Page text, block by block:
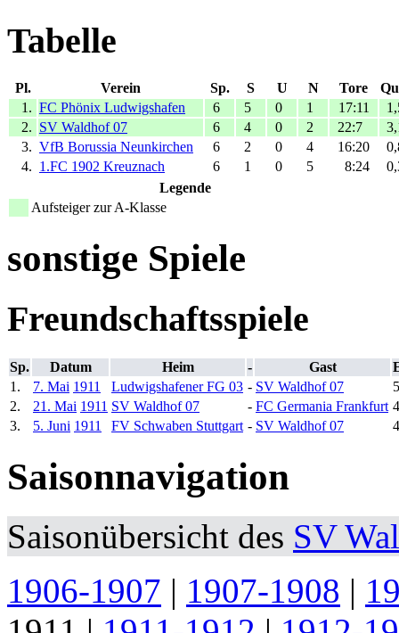
Tabelle
Pl. Verein Sp. S U N Tore
1. FC Phönix Ludwigshafen 6 5 0 1 17:11
2. SV Waldhof 07 6 4 0 2 22:7
3. VfB Borussia Neunkirchen 6 2 0 4 16:20
4. 1.FC 1902 Kreuznach 6 1 0 5 8:24
Legende
Aufsteiger zur A-Klasse
sonstige Spiele
Freundschaftsspiele
Sp. Datum Heim - Gast
1.
7. Mai 1911 Ludwigshafener FG 03 - SV Waldhof 07
2.
21. Mai 1911 SV Waldhof 07 - FC Germania Frankfurt
3.
5. Juni 1911 FV Schwaben Stuttgart - SV Waldhof 07
Saisonnavigation
Saisonübersicht des SV
1906-1907 | 1907-1908 |